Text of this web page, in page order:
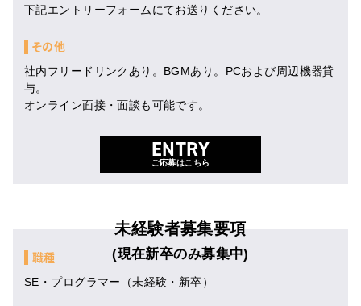
下記エントリーフォームにてお送りください。
その他
社内フリードリンクあり。BGMあり。PCおよび周辺機器貸
与。
オンライン面接・面談も可能です。
ENTRY
ご応募はこちら
未経験者募集要項
(現在新卒のみ募集中)
職種
SE・プログラマー（未経験・新卒）